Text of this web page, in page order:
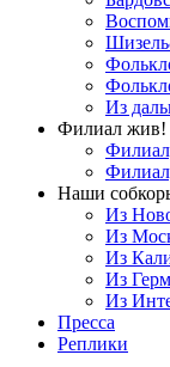
Из
Филиал жив!
Наши
Из
Из
Из
Из
Из
Пресса
Реплики